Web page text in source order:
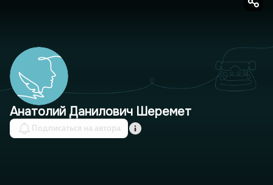
Анатолий Данилович Шеремет
Подписаться на автора